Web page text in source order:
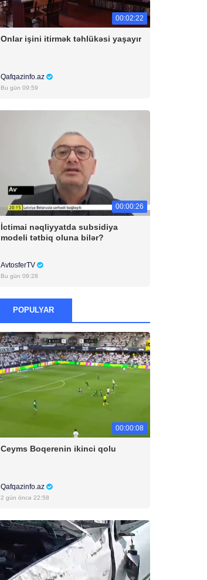
00:02:22
Onlar işini itirmək təhlükəsi yaşayır
Qafqazinfo.az
Bu gün 09:59
00:00:26
İctimai nəqliyyatda subsidiya
modeli tətbiq oluna bilər?
AvtosferTV
Bu gün 09:28
POPULYAR
00:00:08
Ceyms Boqerenin ikinci qolu
Qafqazinfo.az
2 gün öncə 22:58